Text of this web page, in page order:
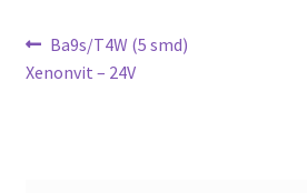
Inläggsnavigering
Föregående
inlägg:
Ba9s/T4W (5 smd)
Xenonvit – 24V